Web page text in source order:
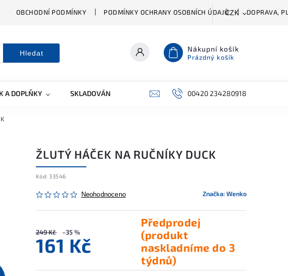
OBCHODNÍ PODMÍNKY PODMÍNKY OCHRANY OSOBNÍCH ÚDAJŮ DOPRAVA,
CZK
Hledat Nákupní košík
Prázdný košík
A DOPLŇKY SKLADOVÁNÍ A ČIŠTĚNÍ PŘÍSLUŠENSTVÍ
00420 234280918
ŽLUTÝ HÁČEK NA RUČNÍKY DUCK
Kód: 33546
Neohodnoceno Značka:Wenko
249 Kč –35 %
161 Kč
Předprodej
(produkt
naskladníme do 3
týdnů)